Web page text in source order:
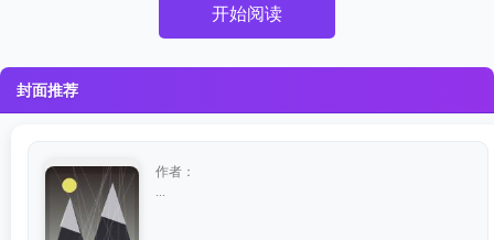
开始阅读
封面推荐
作者：